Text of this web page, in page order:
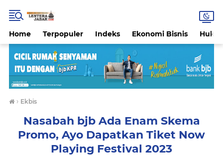
Home Terpopuler Indeks Ekonomi Bisnis
› Ekbis
Nasabah bjb Ada Enam Skema
Promo, Ayo Dapatkan Tiket Now
Playing Festival 2023